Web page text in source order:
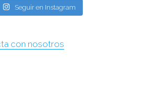
Seguir en Instagram
con nosotros